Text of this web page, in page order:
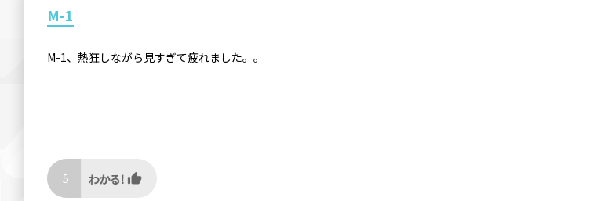
M-1
M-1、熱狂しながら見すぎて疲れました。。
5